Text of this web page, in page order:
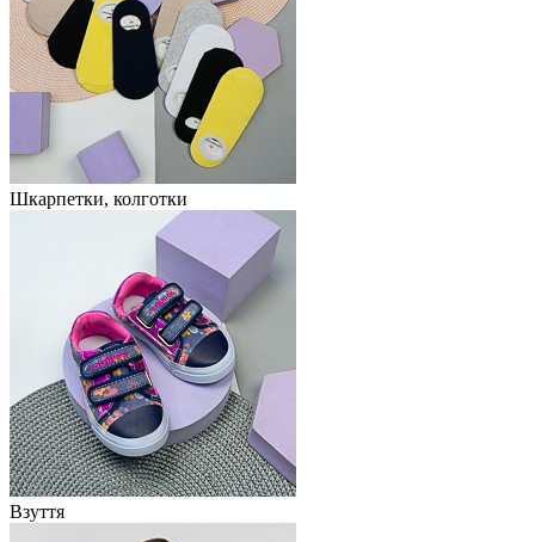
Шкарпетки, колготки
Взуття